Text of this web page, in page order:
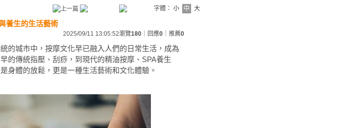
字體： 小 中 大
養生的生活藝術
2025/09/11 13:05:52瀏覽180 ｜回應0 ｜推薦0
的城市中，按摩文化早已融入人們的日常生活，成為
的傳統指壓、刮痧，到現代的精油按摩、SPA養生
身體的放鬆，更是一種生活藝術和文化體驗。